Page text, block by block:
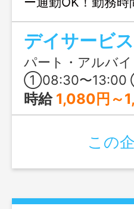
続けられる環境で
デイサービ
パート・アルバイ
①08:30〜13:00 ②08:30〜17:00
時給 1,080円～
この